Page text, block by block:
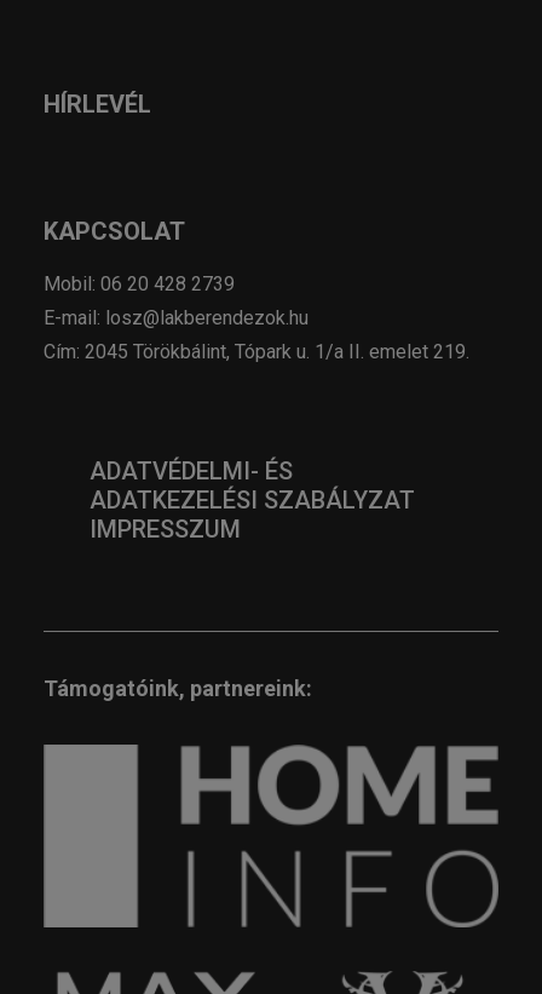
HÍRLEVÉL
KAPCSOLAT
Mobil: 06 20 428 2739
E-mail: losz@lakberendezok.hu
Cím: 2045 Törökbálint, Tópark u. 1/a II. emelet 219.
ADATVÉDELMI- ÉS
ADATKEZELÉSI SZABÁLYZAT
IMPRESSZUM
Támogatóink, partnereink: